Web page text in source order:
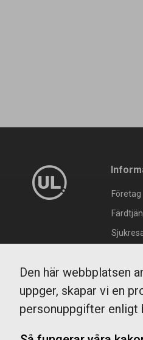
Företag
Ombud
Skolkort
Den här webbplatsen
uppger, skapar vi en
personuppgifter enligt